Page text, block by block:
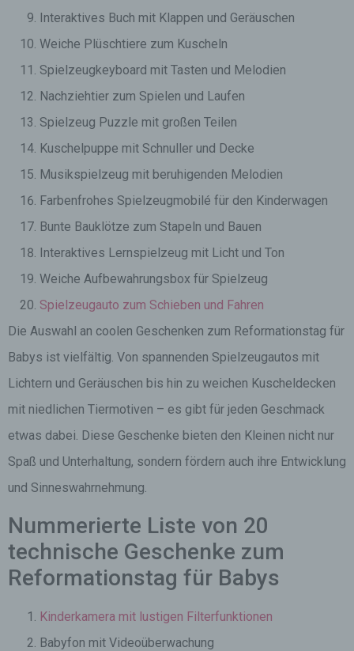
Interaktives Buch mit Klappen und Geräuschen
Weiche Plüschtiere zum Kuscheln
Spielzeugkeyboard mit Tasten und Melodien
Nachziehtier zum Spielen und Laufen
Spielzeug Puzzle mit großen Teilen
Kuschelpuppe mit Schnuller und Decke
Musikspielzeug mit beruhigenden Melodien
Farbenfrohes Spielzeugmobilé für den Kinderwagen
Bunte Bauklötze zum Stapeln und Bauen
Interaktives Lernspielzeug mit Licht und Ton
Weiche Aufbewahrungsbox für Spielzeug
Spielzeugauto zum Schieben und Fahren
Die Auswahl an coolen Geschenken zum Reformationstag für
Babys ist vielfältig. Von spannenden Spielzeugautos mit
Lichtern und Geräuschen bis hin zu weichen Kuscheldecken
mit niedlichen Tiermotiven – es gibt für jeden Geschmack
etwas dabei. Diese Geschenke bieten den Kleinen nicht nur
Spaß und Unterhaltung, sondern fördern auch ihre Entwicklung
und Sinneswahrnehmung.
Nummerierte Liste von 20
technische Geschenke zum
Reformationstag für Babys
Kinderkamera mit lustigen Filterfunktionen
Babyfon mit Videoüberwachung